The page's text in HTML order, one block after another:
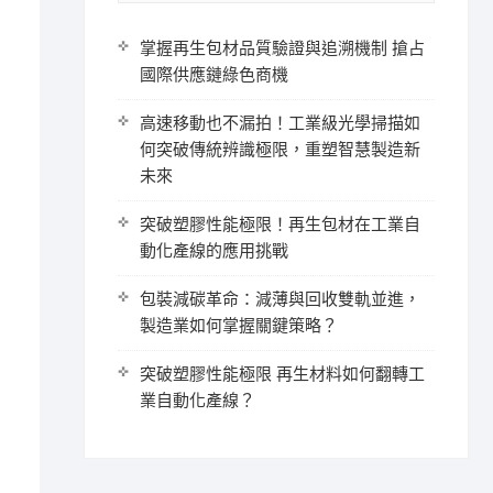
掌握再生包材品質驗證與追溯機制 搶占
國際供應鏈綠色商機
高速移動也不漏拍！工業級光學掃描如
何突破傳統辨識極限，重塑智慧製造新
未來
突破塑膠性能極限！再生包材在工業自
動化產線的應用挑戰
包裝減碳革命：減薄與回收雙軌並進，
製造業如何掌握關鍵策略？
突破塑膠性能極限 再生材料如何翻轉工
業自動化產線？